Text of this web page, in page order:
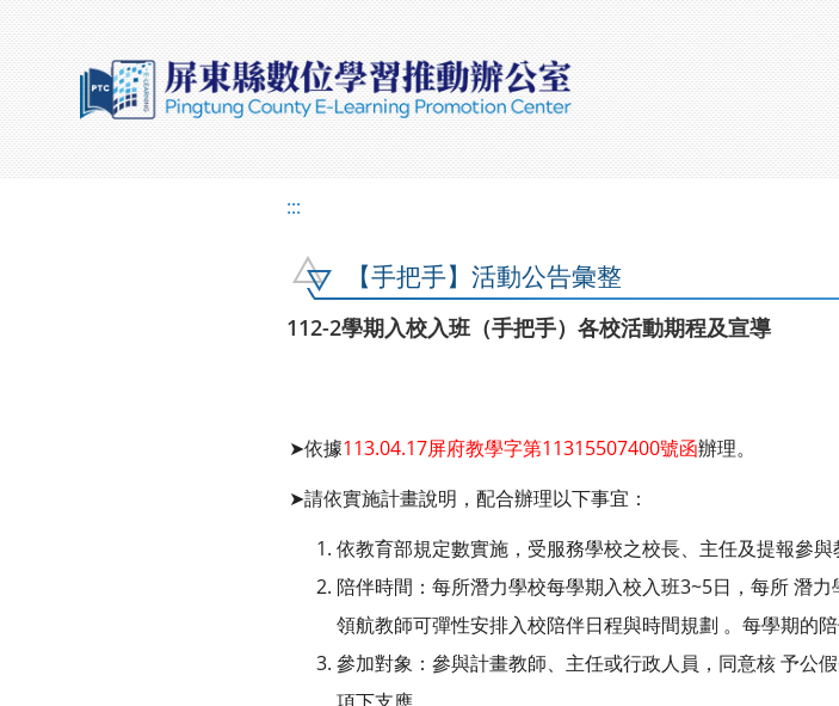
:::
【手把手】活動公告彙整
112-2學期入校入班（手把手）各校活動期程及宣導
➤依據113.04.17屏府教學字第11315507400號函辦理。
➤請依實施計畫說明，配合辦理以下事宜：
依教育部規定數實施，受服務學校之校長、主任及提報參與
陪伴時間：每所潛力學校每學期入校入班3~5日，每所 潛
領航教師可彈性安排入校陪伴日程與時間規劃 。每學期的陪
參加對象：參與計畫教師、主任或行政人員，同意核 予公